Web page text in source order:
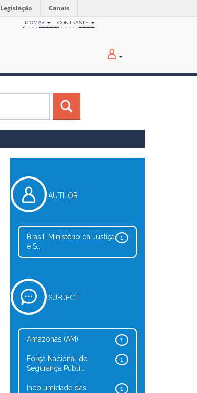
Legislação Canais
IDIOMAS CONTRASTE
AUTHOR
1
Brasil. Ministério da Justiça
e S...
SUBJECT
1
Amazonas (AM)
1
Força Nacional de
Segurança Públi...
1
Incolumidade das